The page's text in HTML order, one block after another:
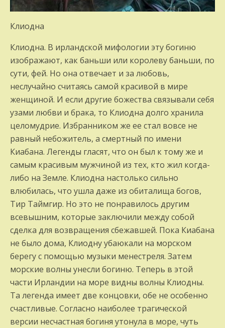
Клиодна
Клиодна. В ирландской мифологии эту богиню
изображают, как баньши или королеву баньши, по
сути, фей. Но она отвечает и за любовь,
неслучайно считаясь самой красивой в мире
женщиной. И если другие божества связывали себя
узами любви и брака, то Клиодна долго хранила
целомудрие. Избранником же ее стал вовсе не
равный небожитель, а смертный по имени
Киабана. Легенды гласят, что он был к тому же и
самым красивым мужчиной из тех, кто жил когда-
либо на Земле. Клиодна настолько сильно
влюбилась, что ушла даже из обиталища богов,
Тир Таймгир. Но это не понравилось другим
всевышним, которые заключили между собой
сделка для возвращения сбежавшей. Пока Киабана
не было дома, Клиодну убаюкали на морском
берегу с помощью музыки менестреля. Затем
морские волны унесли богиню. Теперь в этой
части Ирландии на море видны волны Клиодны.
Та легенда имеет две концовки, обе не особенно
счастливые. Согласно наиболее трагической
версии несчастная богиня утонула в море, чуть